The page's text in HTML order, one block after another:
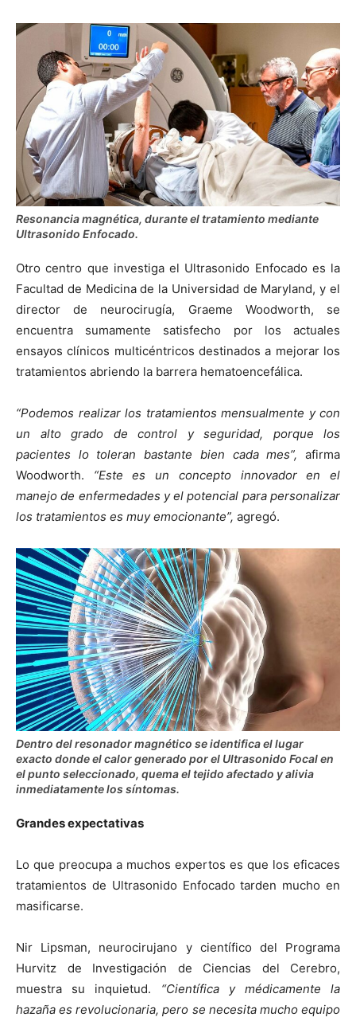
Resonancia magnética, durante el tratamiento mediante
Ultrasonido Enfocado.
Otro centro que investiga el Ultrasonido Enfocado es la
Facultad de Medicina de la Universidad de Maryland, y el
director de neurocirugía, Graeme Woodworth, se
encuentra sumamente satisfecho por los actuales
ensayos clínicos multicéntricos destinados a mejorar los
tratamientos abriendo la barrera hematoencefálica.
“Podemos realizar los tratamientos mensualmente y con
un alto grado de control y seguridad, porque los
pacientes lo toleran bastante bien cada mes”, afirma
Woodworth. “Este es un concepto innovador en el
manejo de enfermedades y el potencial para personalizar
los tratamientos es muy emocionante”, agregó.
Dentro del resonador magnético se identifica el lugar
exacto donde el calor generado por el Ultrasonido Focal en
el punto seleccionado, quema el tejido afectado y alivia
inmediatamente los síntomas.
Grandes expectativas
Lo que preocupa a muchos expertos es que los eficaces
tratamientos de Ultrasonido Enfocado tarden mucho en
masificarse.
Nir Lipsman, neurocirujano y científico del Programa
Hurvitz de Investigación de Ciencias del Cerebro,
muestra su inquietud. “Científica y médicamente la
hazaña es revolucionaria, pero se necesita mucho equipo